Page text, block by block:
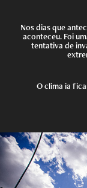
Nos dias que
aconteceu. Foi
tentativa de
O clima ia